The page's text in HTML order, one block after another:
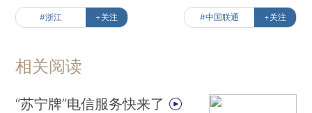
#浙江 +关注 #中国联通 +关注
相关阅读
“苏宁牌”电信服务快来了